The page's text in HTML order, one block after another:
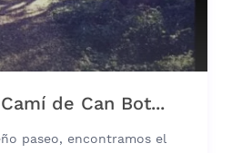
de Can Bot...
paseo, encontramos el